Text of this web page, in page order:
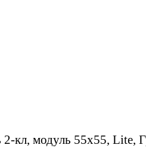
кл, модуль 55х55, Lite,